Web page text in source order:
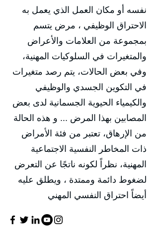
نفسه أو مكان العمل الذي يعمل به
الاحتراق الوظيفي ،‏ مرض يتسم
بمجموعة من العلامات والأعراض
والمتغيرات في السلوكيات المهنية،
وفي بعض الحالات، يتم رصد متغيرات
في التكوين الجسدي والوظيفي
والكيمياء الحيوية الجسمانية لدى بعض
المصابين بهذا المرض ... و هذه الحالة
من الإرهاق، تعتبر من فئة الأمراض
ذات المخاطر النفسية الاجتماعية
المهنية، نظراً لكونه ناتجًا عن التعرض
لضغوط دائمة وممتدة ، ويطلق عليه
أيضاً احتراق النفسي المهني